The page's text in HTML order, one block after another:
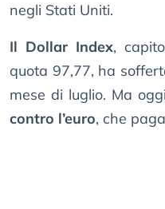
negli Stati Uniti.
Il Dollar Index,
quota 97,77, ha
mese di luglio. Ma oggi
contro l’euro, che